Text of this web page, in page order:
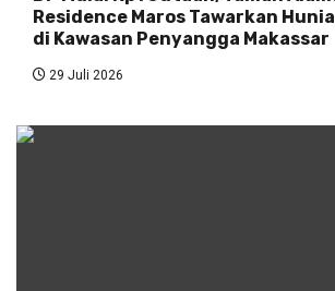
Residence Maros Tawarkan
di Kawasan Penyangga Makassar
29 Juli 2026